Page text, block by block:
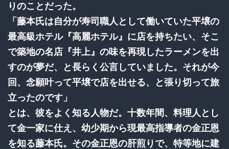
りのことだった。
「藤本氏は自分が寿司職人として働いていた平壌の
最高級ホテル『高麗ホテル』に店を持ちたい、そこ
で築地の名店『井上』の味を再現したラーメンを出
すのが夢だ、と長らく公言していました。それが今
回、念願叶って平壌で店を出せる、と張り切って旅
立ったのです」
とは、彼をよく知る人物だ。十数年間、料理人とし
て金一家に仕え、幼少期から現最高指導者の金正恩
を知る藤本氏。その金正恩の肝煎りで、特等地に建